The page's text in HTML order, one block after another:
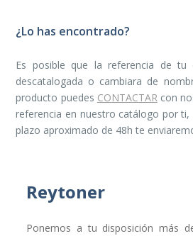
¿Lo has encontrado?
Es posible que la referencia de
descatalogada o cambiara de
producto puedes CONTACTARcon
referencia en nuestro catálogo por ti,
plazo aproximado de 48h te
Reytoner
Ponemos a tu disposición más